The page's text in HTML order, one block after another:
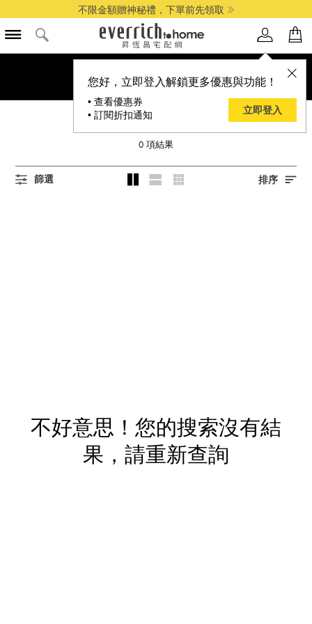
不限金額贈神秘禮，下單前先領取
您好，立即登入解鎖更多優惠與功能！
• 查看優惠券
• 訂閱折扣通知
立即登入
ROIDMI
0 項結果
篩選 排序
不好意思！您的搜索沒有結
果，請重新查詢